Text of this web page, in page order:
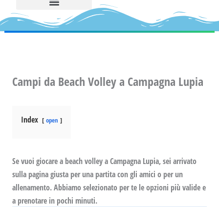
Campi da Beach Volley a Campagna Lupia
Index open
Se vuoi giocare a beach volley a Campagna Lupia, sei arrivato
sulla pagina giusta per una partita con gli amici o per un
allenamento. Abbiamo selezionato per te le opzioni più valide e
a prenotare in pochi minuti.